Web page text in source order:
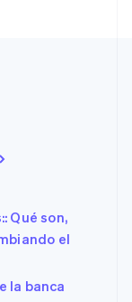
Qué son,
el
la banca